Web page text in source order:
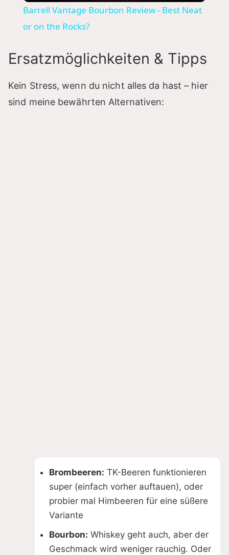
y
V
Barrell Vantage Bourbon Review - Best Neat
or on the Rocks?
Ersatzmöglichkeiten & Tipps
Kein Stress, wenn du nicht alles da hast – hier
sind meine bewährten Alternativen:
Brombeeren: TK-Beeren funktionieren
super (einfach vorher auftauen), oder
probier mal Himbeeren für eine süßere
Variante
Bourbon: Whiskey geht auch, aber der
Geschmack wird weniger rauchig. Oder